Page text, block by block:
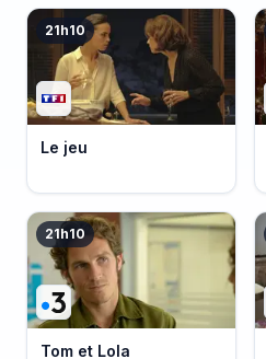
21h10
Le jeu
21h10
Tom et Lola